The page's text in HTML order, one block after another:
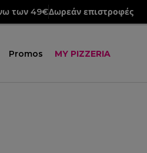
των 49€Δωρεάν επιστροφές
Promos MY PIZZERIA